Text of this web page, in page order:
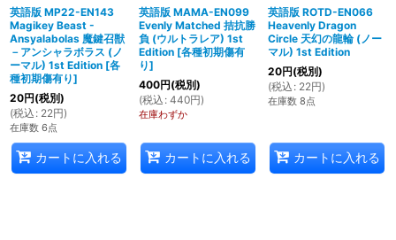
英語版 MP22-EN143
Magikey Beast -
Ansyalabolas 魔鍵召獣
－アンシャラボラス (ノ
ーマル) 1st Edition [各
種初期傷有り]
20円(税別)
(税込 : 22円)
在庫数 6点
カートに入れる
英語版 MAMA-EN099
Evenly Matched 拮抗勝
負 (ウルトラレア) 1st
Edition [各種初期傷有
り]
400円(税別)
(税込 : 440円)
在庫わずか
カートに入れる
英語版 ROTD-EN066
Heavenly Dragon
Circle 天幻の龍輪 (ノー
マル) 1st Edition
20円(税別)
(税込 : 22円)
在庫数 8点
カートに入れる